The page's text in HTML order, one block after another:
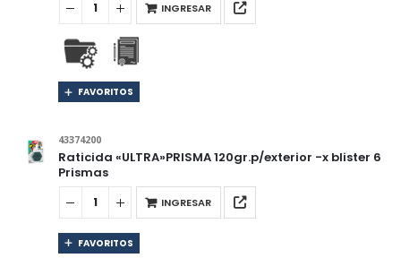
INGRESAR
FAVORITOS
43374200
Raticida «ULTRA»PRISMA 120gr.p/exterior -x blister 6
Prismas
INGRESAR
FAVORITOS